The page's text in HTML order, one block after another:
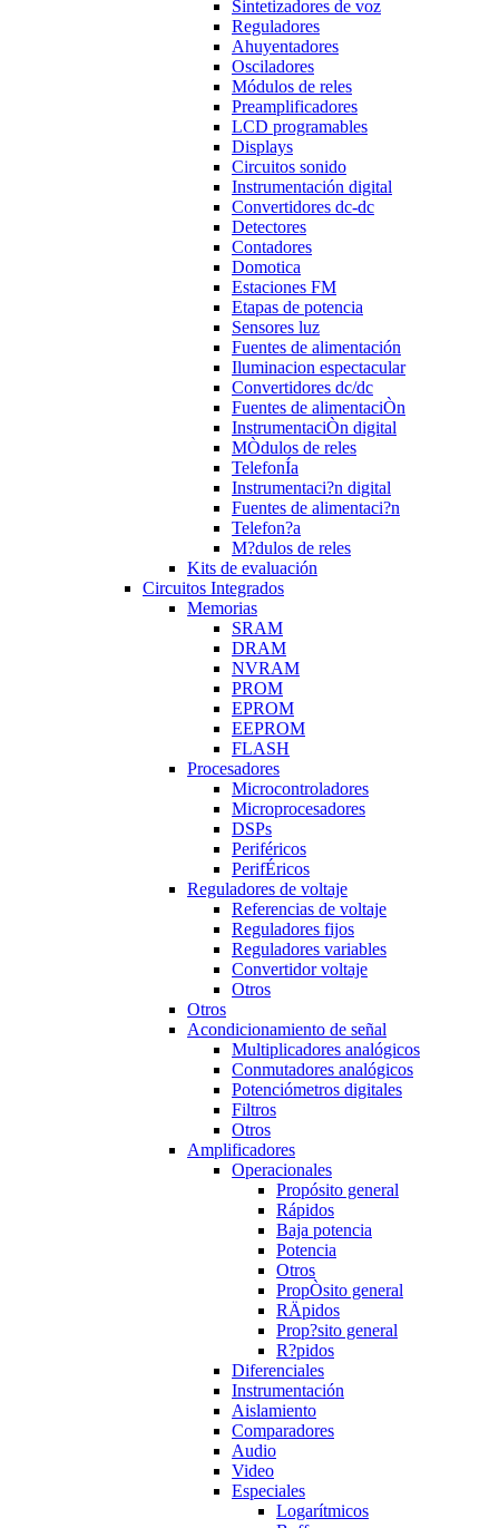
Sintetizadores de voz
Reguladores
Ahuyentadores
Osciladores
Módulos de reles
Preamplificadores
LCD programables
Displays
Circuitos sonido
Instrumentación digital
Convertidores dc-dc
Detectores
Contadores
Domotica
Estaciones FM
Etapas de potencia
Sensores luz
Fuentes de alimentación
Iluminacion espectacular
Convertidores dc/dc
Fuentes de alimentaciÒn
InstrumentaciÒn digital
MÒdulos de reles
TelefonÍa
Instrumentaci?n digital
Fuentes de alimentaci?n
Telefon?a
M?dulos de reles
Kits de evaluación
Circuitos Integrados
Memorias
SRAM
DRAM
NVRAM
PROM
EPROM
EEPROM
FLASH
Procesadores
Microcontroladores
Microprocesadores
DSPs
Periféricos
PerifÉricos
Reguladores de voltaje
Referencias de voltaje
Reguladores fijos
Reguladores variables
Convertidor voltaje
Otros
Otros
Acondicionamiento de señal
Multiplicadores analógicos
Conmutadores analógicos
Potenciómetros digitales
Filtros
Otros
Amplificadores
Operacionales
Propósito general
Rápidos
Baja potencia
Potencia
Otros
PropÒsito general
RÄpidos
Prop?sito general
R?pidos
Diferenciales
Instrumentación
Aislamiento
Comparadores
Audio
Video
Especiales
Logarítmicos